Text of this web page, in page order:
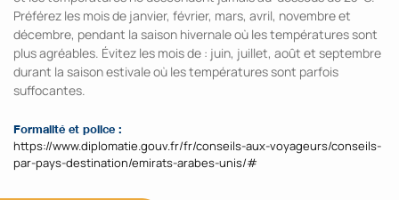
Préférez les mois de janvier, février, mars, avril, novembre et
décembre, pendant la saison hivernale où les températures sont
plus agréables. Évitez les mois de : juin, juillet, août et septembre
durant la saison estivale où les températures sont parfois
suffocantes.
Formalité et police :
https://www.diplomatie.gouv.fr/fr/conseils-aux-voyageurs/conseils-
par-pays-destination/emirats-arabes-unis/#